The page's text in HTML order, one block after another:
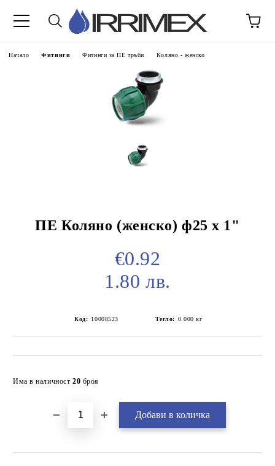
Начало Фитинги Фитинги за ПЕ тръби Коляно - женско
ПЕ Коляно (женско) ф25 х 1"
€0.92
1.80 лв.
Код: 10008523 Тегло: 0.000 кг
Има в наличност 20 броя